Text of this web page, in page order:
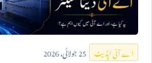
اے آئی اپڈیٹ 25جولائی،2026